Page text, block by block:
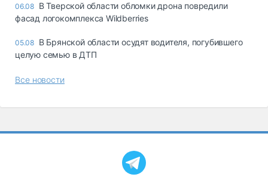
06.08 В Тверской области обломки дрона повредили
фасад логокомплекса Wildberries
05.08 В Брянской области осудят водителя, погубившего
целую семью в ДТП
Все новости